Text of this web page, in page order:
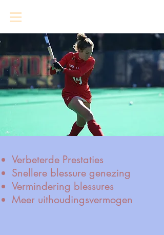
Verbeterde Prestaties
Snellere blessure genezing
Vermindering blessures
Meer uithoudingsvermogen